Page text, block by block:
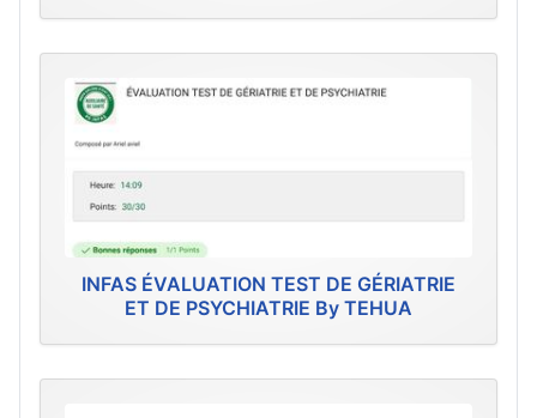
INFAS ÉVALUATION TEST DE GÉRIATRIE
ET DE PSYCHIATRIE By TEHUA